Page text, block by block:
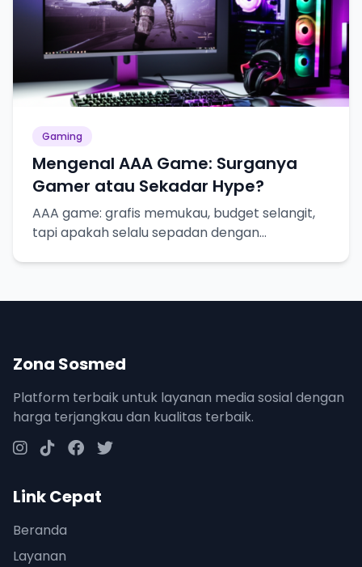
Gaming
Mengenal AAA Game: Surganya
Gamer atau Sekadar Hype?
AAA game: grafis memukau, budget selangit,
tapi apakah selalu sepadan dengan
Zona Sosmed
Platform terbaik untuk layanan media sosial dengan
harga terjangkau dan kualitas terbaik.
Link Cepat
Beranda
Layanan